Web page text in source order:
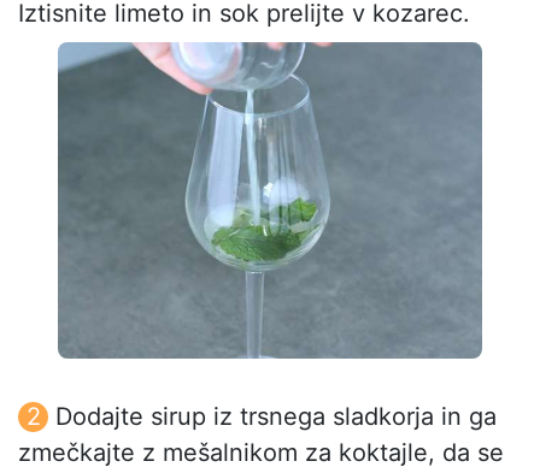
Iztisnite limeto in sok prelijte v kozarec.
Dodajte sirup iz trsnega sladkorja in ga
zmečkajte z mešalnikom za koktajle, da se